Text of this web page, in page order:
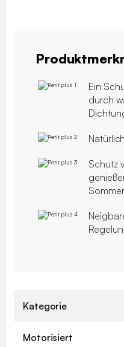
Ein
durch
Schutz
Sommer
Kategorie
Motorisiert